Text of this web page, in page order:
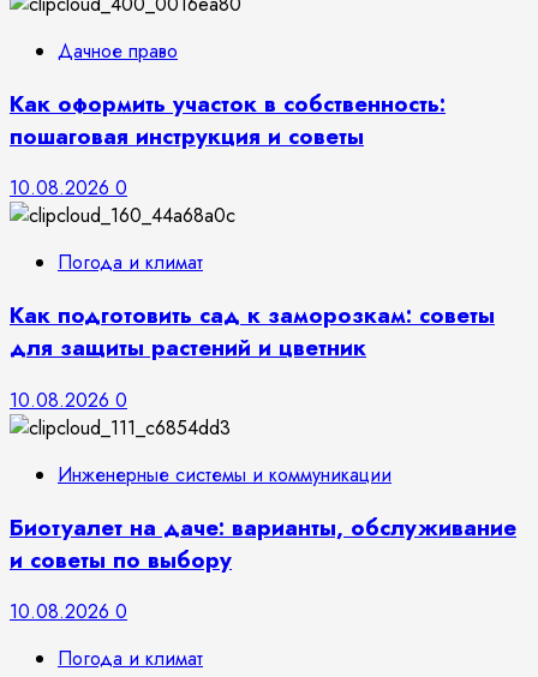
Дачное право
Как оформить участок в собственность:
пошаговая инструкция и советы
10.08.2026 0
Погода и климат
Как подготовить сад к заморозкам: советы
для защиты растений и цветник
10.08.2026 0
Инженерные системы и коммуникации
Биотуалет на даче: варианты, обслуживание
и советы по выбору
10.08.2026 0
Погода и климат